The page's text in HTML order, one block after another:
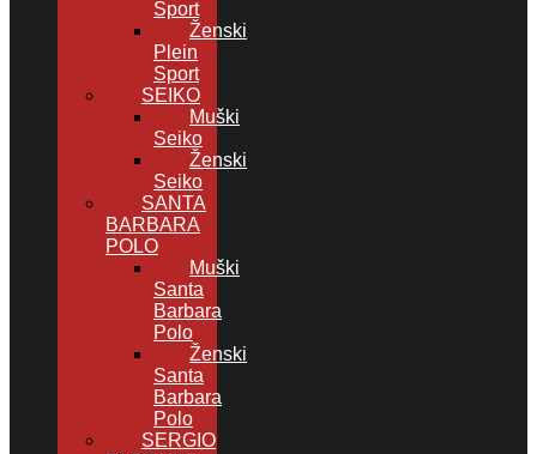
Sport
Ženski
Plein
Sport
SEIKO
Muški
Seiko
Ženski
Seiko
SANTA
BARBARA
POLO
Muški
Santa
Barbara
Polo
Ženski
Santa
Barbara
Polo
SERGIO